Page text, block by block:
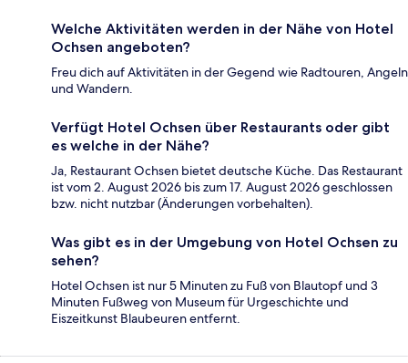
Welche Aktivitäten werden in der Nähe von Hotel
Ochsen angeboten?
Freu dich auf Aktivitäten in der Gegend wie Radtouren, Angeln
und Wandern.
Verfügt Hotel Ochsen über Restaurants oder gibt
es welche in der Nähe?
Ja, Restaurant Ochsen bietet deutsche Küche. Das Restaurant
ist vom 2. August 2026 bis zum 17. August 2026 geschlossen
bzw. nicht nutzbar (Änderungen vorbehalten).
Was gibt es in der Umgebung von Hotel Ochsen zu
sehen?
Hotel Ochsen ist nur 5 Minuten zu Fuß von Blautopf und 3
Minuten Fußweg von Museum für Urgeschichte und
Eiszeitkunst Blaubeuren entfernt.